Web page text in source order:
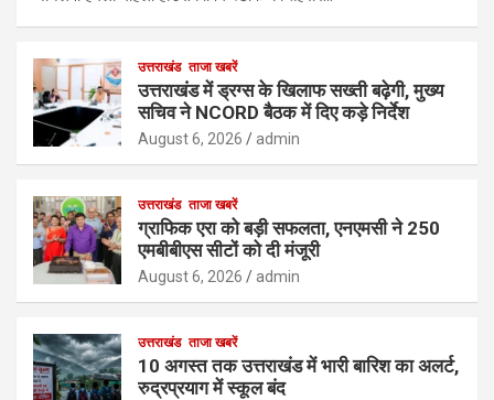
उत्तराखंड ताजा खबरें
उत्तराखंड में ड्रग्स के खिलाफ सख्ती बढ़ेगी, मुख्य
सचिव ने NCORD बैठक में दिए कड़े निर्देश
August 6, 2026 admin
उत्तराखंड ताजा खबरें
ग्राफिक एरा को बड़ी सफलता, एनएमसी ने 250
एमबीबीएस सीटों को दी मंजूरी
August 6, 2026 admin
उत्तराखंड ताजा खबरें
10 अगस्त तक उत्तराखंड में भारी बारिश का अलर्ट,
रुद्रप्रयाग में स्कूल बंद